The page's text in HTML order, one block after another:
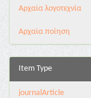
Αρχαία λογοτεχνία
Αρχαία ποίηση
Item Type
journalArticle